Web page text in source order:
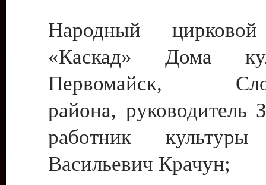
Народный цирковой
«Каскад» Дома
Первомайск,
района, руководитель
работник культуры
Васильевич Крачун;